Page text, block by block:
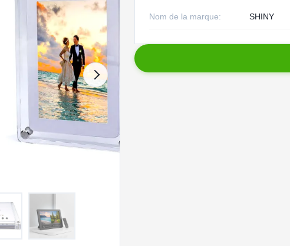
Nom de la marque: SHINY